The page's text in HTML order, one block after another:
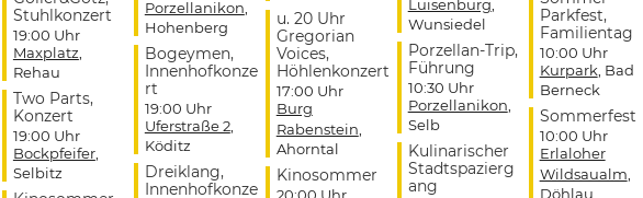
Stuhlkonzert
19:00 Uhr
Maxplatz
Rehau
Two Parts,
Konzert
19:00 Uhr
Bockpfeifer,
Selbitz
Porzellanikon
Hohenberg
Bogeymen,
Innenhofkonze
rt
19:00 Uhr
Uferstraße 2,
Köditz
Dreiklang,
Innenhofkonze
u. 20 Uhr
Gregorian
Voices,
Höhlenkonzert
17:00 Uhr
Burg
Rabenstein
Ahorntal
Kinosommer
Luisenburg
Wunsiedel
Porzellan-Trip,
Führung
10:30 Uhr
Porzellanikon
Selb
Kulinarischer
Stadtspazierg
ang
Parkfest,
Familientag
10:00 Uhr
Kurpark , Bad
Berneck
Sommerfest
10:00 Uhr
Erlaloher
Wildsaualm
Döhlau